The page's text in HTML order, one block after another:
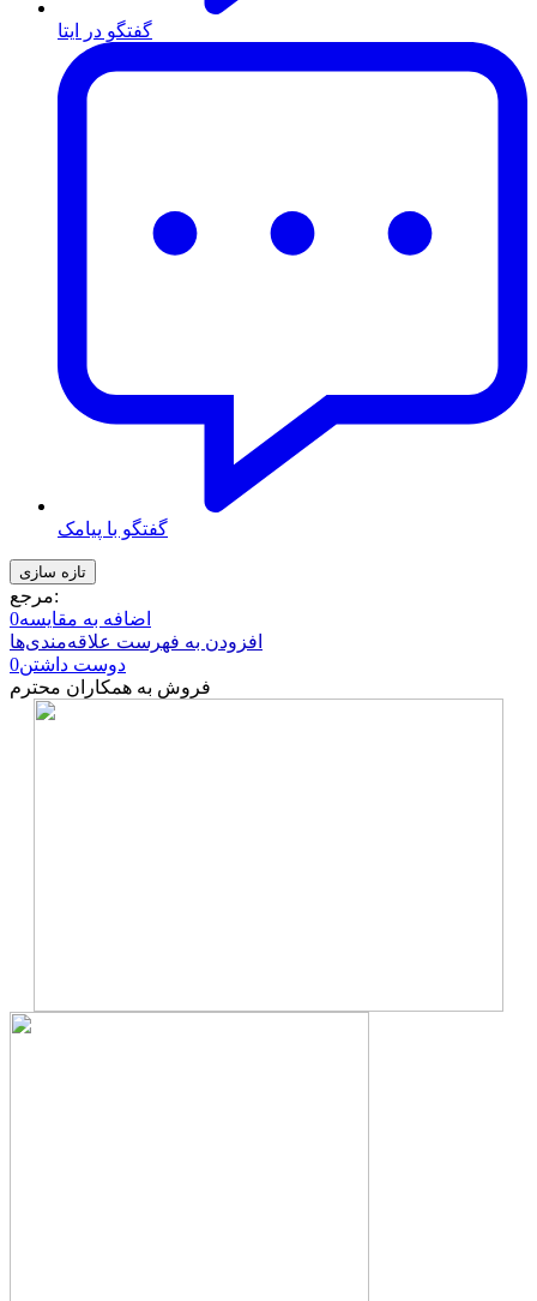
گفتگو در ایتا
گفتگو با پیامک
مرجع:
اضافه به مقایسه0
افزودن به فهرست علاقه‌مندی‌ها
دوست داشتن0
فروش به همکاران محترم